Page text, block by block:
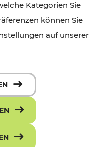
Kategorien Sie
können Sie
auf unserer